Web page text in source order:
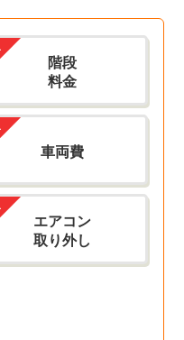
階段
料金
車両費
エアコン
取り外し